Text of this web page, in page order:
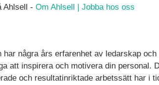
Ahlsell - Om Ahlsell | Jobba hos oss
några års erfarenhet av ledarskap
att inspirera och motivera din personal.
och resultatinriktade arbetssätt har i